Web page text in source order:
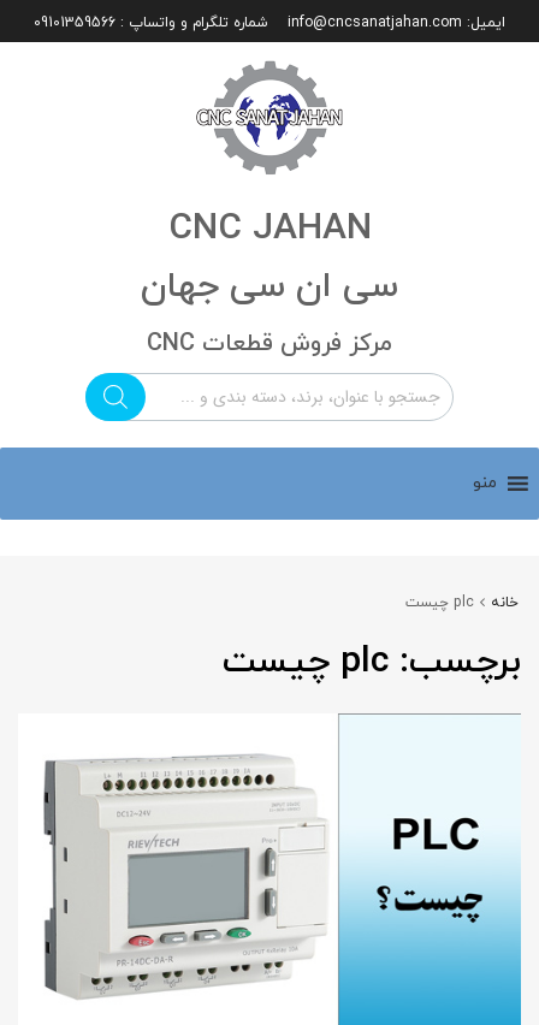
ایمیل: info@cncsanatjahan.com شماره تلگرام و واتساپ : 09101359566
CNC JAHAN
سی ان سی جهان
مرکز فروش قطعات CNC
منو
خانه plc چیست
برچسب: plc چیست